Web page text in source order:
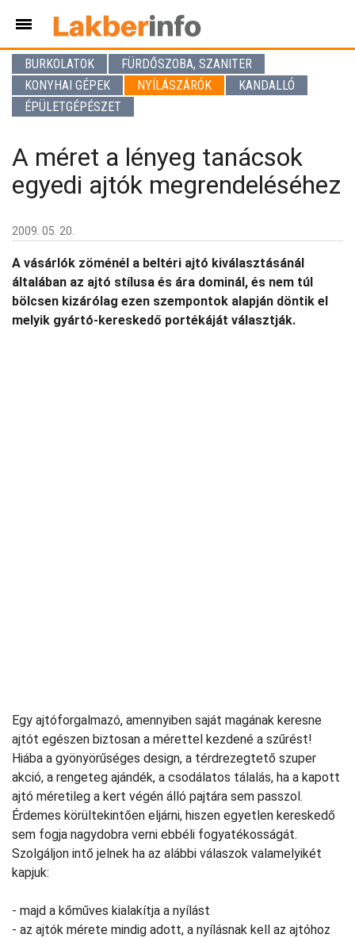
BURKOLATOK
FÜRDŐSZOBA, SZANITER
KONYHAI GÉPEK
NYÍLÁSZÁRÓK
KANDALLÓ
ÉPÜLETGÉPÉSZET
A méret a lényeg tanácsok
egyedi ajtók megrendeléséhez
2009. 05. 20.
A vásárlók zöménél a beltéri ajtó kiválasztásánál
általában az ajtó stílusa és ára dominál, és nem túl
bölcsen kizárólag ezen szempontok alapján döntik el
melyik gyártó-kereskedő portékáját választják.
Egy ajtóforgalmazó, amennyiben saját magának keresne
ajtót egészen biztosan a mérettel kezdené a szűrést!
Hiába a gyönyörűséges design, a térdrezegtető szuper
akció, a rengeteg ajándék, a csodálatos tálalás, ha a kapott
ajtó méretileg a kert végén álló pajtára sem passzol.
Érdemes körültekintően eljárni, hiszen egyetlen kereskedő
sem fogja nagydobra verni ebbéli fogyatékosságát.
Szolgáljon intő jelnek ha az alábbi válaszok valamelyikét
kapjuk:
- majd a kőműves kialakítja a nyílást
- az ajtók mérete mindig adott, a nyílásnak kell az ajtóhoz